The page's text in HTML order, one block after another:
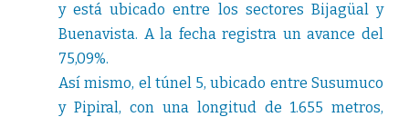
y está ubicado entre los sectores Bijagüal y
Buenavista. A la fecha registra un avance del
75,09%.
Así mismo, el túnel 5, ubicado entre Susumuco
y Pipiral, con una longitud de 1.655 metros,